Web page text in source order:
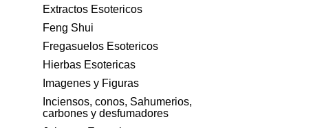
Extractos Esotericos
Feng Shui
Fregasuelos Esotericos
Hierbas Esotericas
Imagenes y Figuras
Inciensos, conos, Sahumerios,
carbones y desfumadores